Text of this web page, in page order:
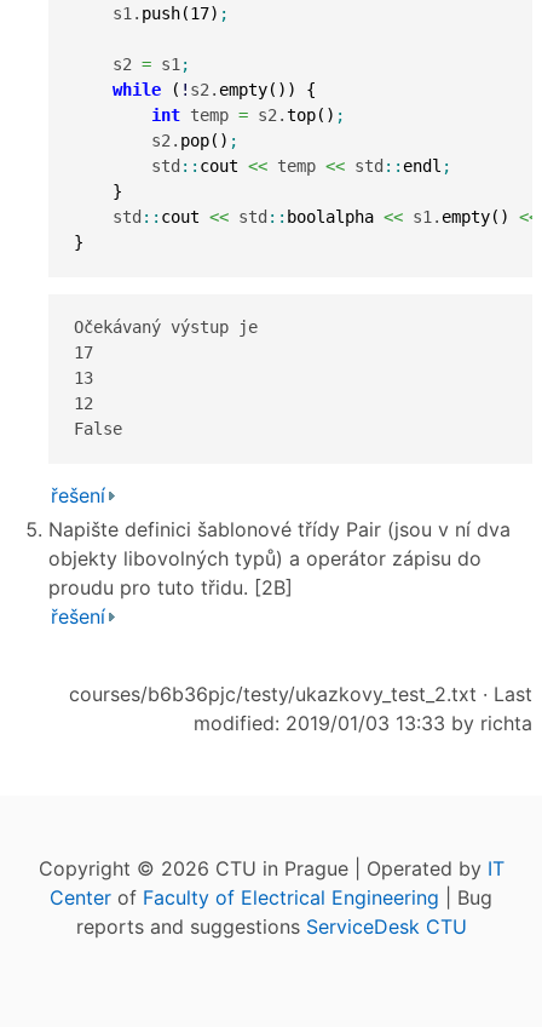
    s1.
push(17) ;
    s2
= s1 ;
while
( ! s2. empty( ) )
{
int temp = s2.top( ) ;
        s2.
pop( ) ;
        std
:: cout << temp << std :: endl ;
}
    std
:: cout << std :: boolalpha << s1. empty( ) <<
}
Očekávaný výstup je
17
13
12
False
řešení
Napište definici šablonové třídy Pair (jsou v ní dva
objekty libovolných typů) a operátor zápisu do
proudu pro tuto třidu. [2B]
řešení
courses/b6b36pjc/testy/ukazkovy_test_2.txt · Last
modified: 2019/01/03 13:33 by richta
Copyright © 2026 CTU in Prague | Operated by IT
Center of Faculty of Electrical Engineering | Bug
reports and suggestions ServiceDesk CTU